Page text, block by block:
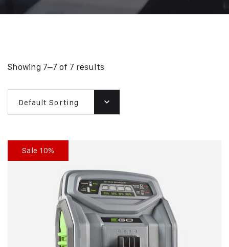
Showing 7–7 of 7 results
Default Sorting
Sale 10%